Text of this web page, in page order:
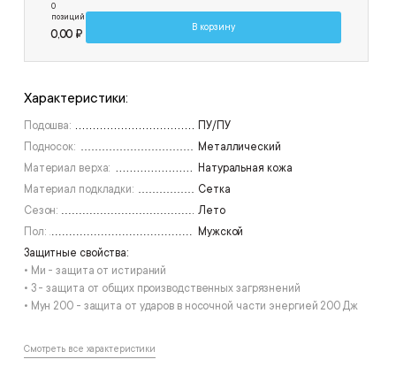
44
45
под заказ
48
0
позиций
0,00 ₽
В корзину
Характеристики:
Подошва:
ПУ/ПУ
Подносок:
Металлический
Материал верха:
Натуральная кожа
Материал подкладки:
Сетка
Сезон:
Лето
Пол:
Мужской
Защитные свойства:
• Ми - защита от истираний
• З - защита от общих производственных загрязнений
• Мун 200 - защита от ударов в носочной части энергией 200 Дж
Смотреть все характеристики